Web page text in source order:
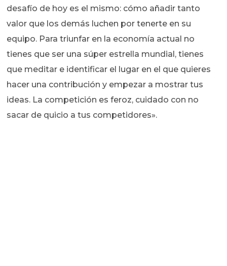
desafío de hoy es el mismo: cómo añadir tanto
valor que los demás luchen por tenerte en su
equipo. Para triunfar en la economía actual no
tienes que ser una súper estrella mundial, tienes
que meditar e identificar el lugar en el que quieres
hacer una contribución y empezar a mostrar tus
ideas. La competición es feroz, cuidado con no
sacar de quicio a tus competidores».